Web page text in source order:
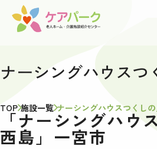
ナーシングハウスつ
TOP 施設一覧 ナーシングハウスつくし
「ナーシングハウ
西島」一宮市